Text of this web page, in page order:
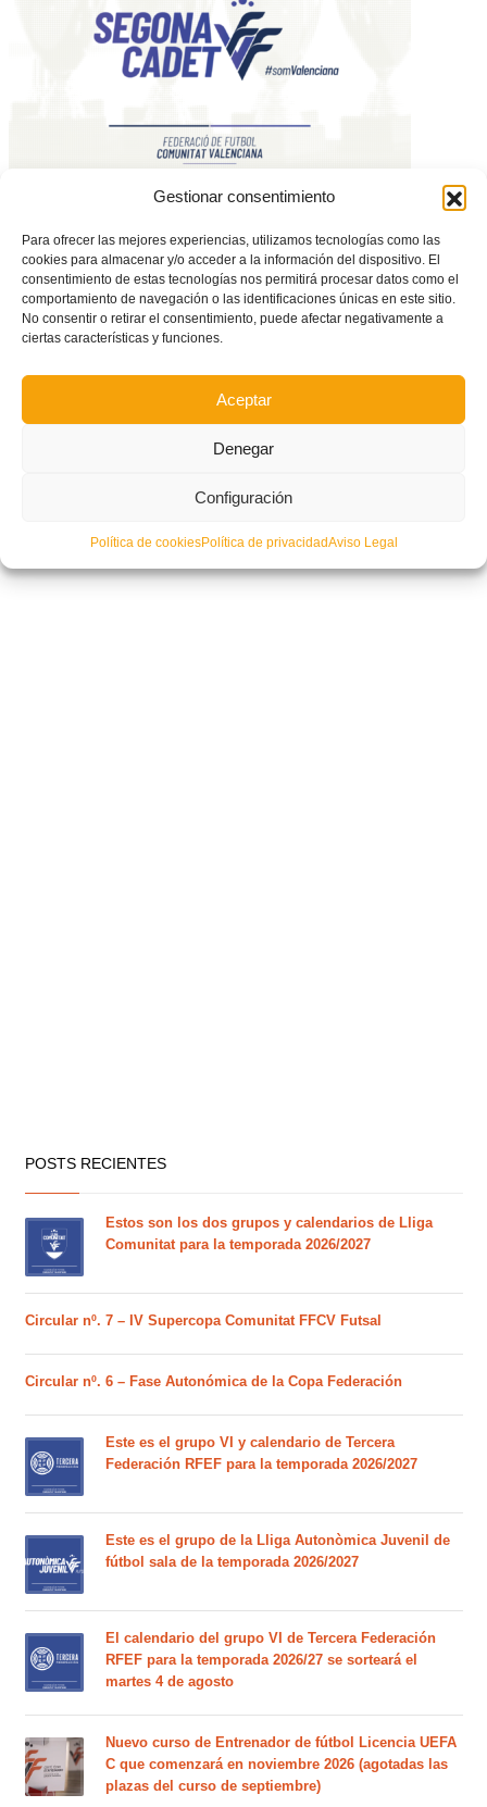
Gestionar consentimiento
Para ofrecer las mejores experiencias, utilizamos tecnologías como las
cookies para almacenar y/o acceder a la información del dispositivo. El
consentimiento de estas tecnologías nos permitirá procesar datos como el
comportamiento de navegación o las identificaciones únicas en este sitio.
No consentir o retirar el consentimiento, puede afectar negativamente a
ciertas características y funciones.
Aceptar
Denegar
Configuración
Política de cookiesPolítica de privacidadAviso Legal
POSTS RECIENTES
Estos son los dos grupos y calendarios de Lliga
Comunitat para la temporada 2026/2027
Circular nº. 7 – IV Supercopa Comunitat FFCV Futsal
Circular nº. 6 – Fase Autonómica de la Copa Federación
Este es el grupo VI y calendario de Tercera
Federación RFEF para la temporada 2026/2027
Este es el grupo de la Lliga Autonòmica Juvenil de
fútbol sala de la temporada 2026/2027
El calendario del grupo VI de Tercera Federación
RFEF para la temporada 2026/27 se sorteará el
martes 4 de agosto
Nuevo curso de Entrenador de fútbol Licencia UEFA
C que comenzará en noviembre 2026 (agotadas las
plazas del curso de septiembre)